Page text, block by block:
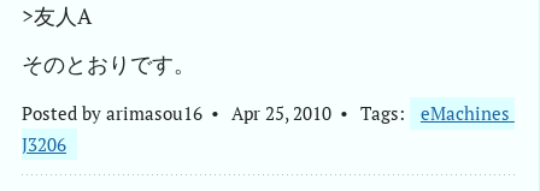
>友人A
そのとおりです。
Posted by arimasou16 Apr 25, 2010 Tags:
eMachines
J3206